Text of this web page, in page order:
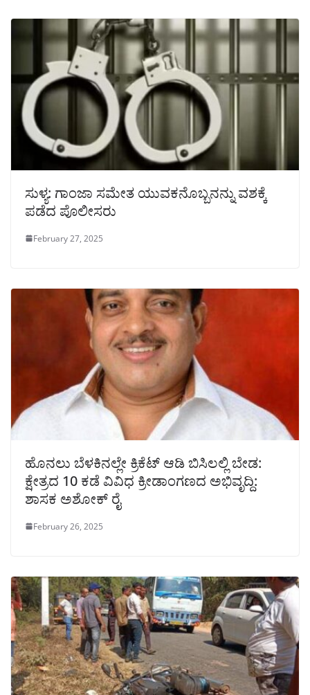
ಸುಳ್ಯ: ಗಾಂಜಾ ಸಮೇತ ಯುವಕನೊಬ್ಬನನ್ನು ವಶಕ್ಕೆ
ಪಡೆದ ಪೊಲೀಸರು
February 27, 2025
ಹೊನಲು ಬೆಳಕಿನಲ್ಲೇ ಕ್ರಿಕೆಟ್ ಆಡಿ ಬಿಸಿಲಲ್ಲಿ ಬೇಡ:
ಕ್ಷೇತ್ರದ 10 ಕಡೆ ವಿವಿಧ ಕ್ರೀಡಾಂಗಣದ ಅಭಿವೃದ್ದಿ:
ಶಾಸಕ ಅಶೋಕ್ ರೈ
February 26, 2025